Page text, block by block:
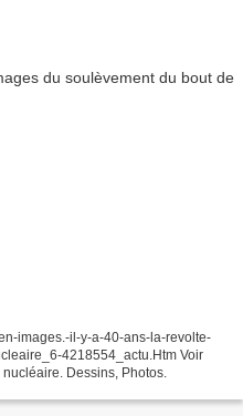
images.-il-y-a-40-ans-la-revolte-
4218554_actu.Htm Voir
Dessins, Photos.